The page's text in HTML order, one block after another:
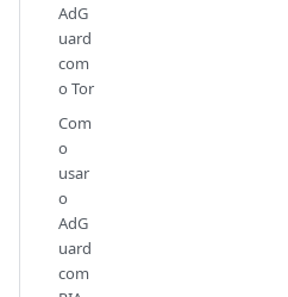
AdG
uard
com
o Tor
Com
o
usar
o
AdG
uard
com